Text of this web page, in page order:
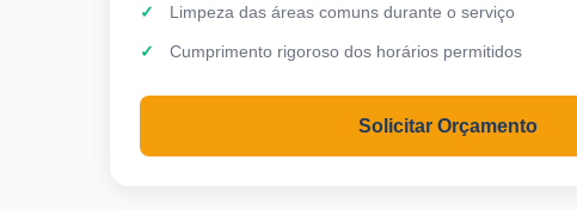
Limpeza das áreas comuns durante o serviço
Cumprimento rigoroso dos horários permitidos
Solicitar Orçamento